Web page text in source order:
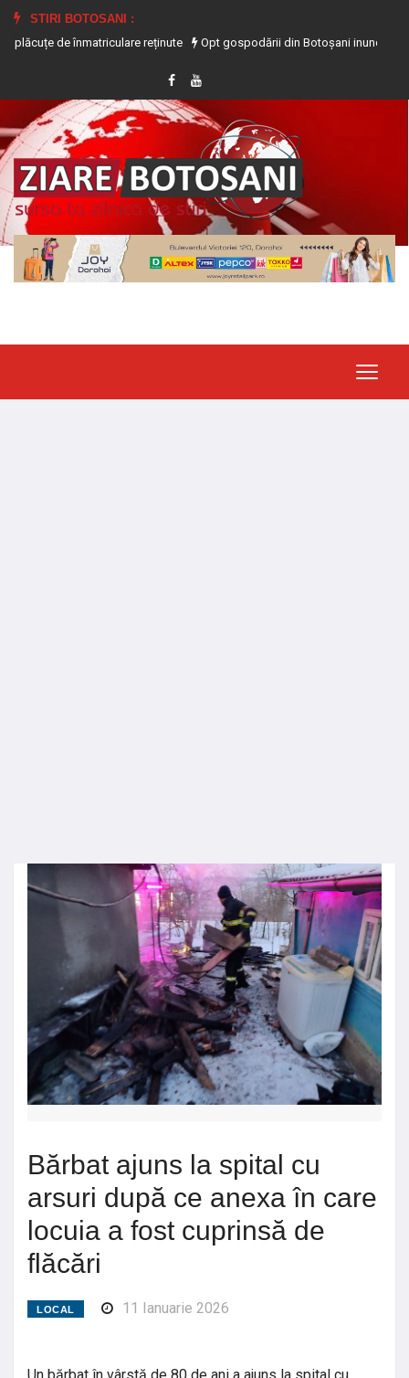
STIRI BOTOSANI :
înmatriculare reținute
Opt gospodării din Botoșani inundate în urma
Bărbat ajuns la spital cu
arsuri după ce anexa în care
locuia a fost cuprinsă de
flăcări
LOCAL 11 Ianuarie 2026